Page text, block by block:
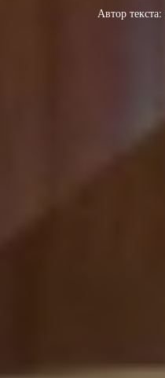
Автор текста: